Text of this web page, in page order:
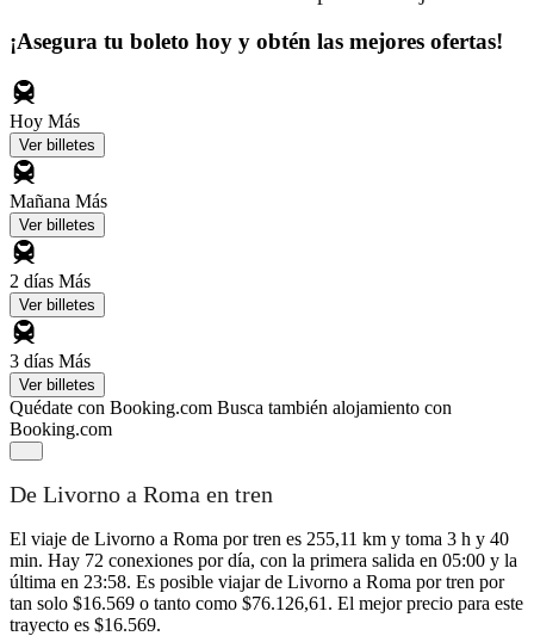
¡Asegura tu boleto hoy y obtén las mejores ofertas!
Hoy Más
Ver billetes
Mañana Más
Ver billetes
2 días Más
Ver billetes
3 días Más
Ver billetes
Quédate con Booking.com Busca también alojamiento con
Booking.com
De Livorno a Roma en tren
El viaje de Livorno a Roma por tren es 255,11 km y toma 3 h y 40
min. Hay 72 conexiones por día, con la primera salida en 05:00 y la
última en 23:58. Es posible viajar de Livorno a Roma por tren por
tan solo $16.569 o tanto como $76.126,61. El mejor precio para este
trayecto es $16.569.